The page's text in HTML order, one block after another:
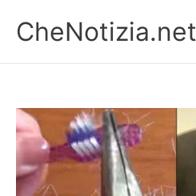
contenuto
CheNotizia.net